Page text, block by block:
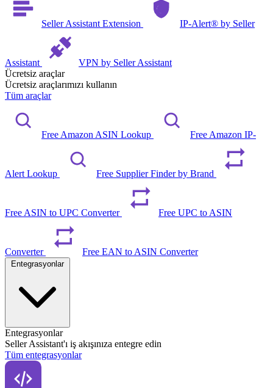
Seller Assistant Extension IP-Alert® by Seller
Assistant
VPN by Seller Assistant
Ücretsiz araçlar
Ücretsiz araçlarımızı kullanın
Tüm araçlar
Free Amazon ASIN Lookup Free Amazon IP-
Alert Lookup Free Supplier Finder by Brand
Free ASIN to UPC Converter Free UPC to ASIN
Converter Free EAN to ASIN Converter
Entegrasyonlar
Entegrasyonlar
Seller Assistant'ı iş akışınıza entegre edin
Tüm entegrasyonlar